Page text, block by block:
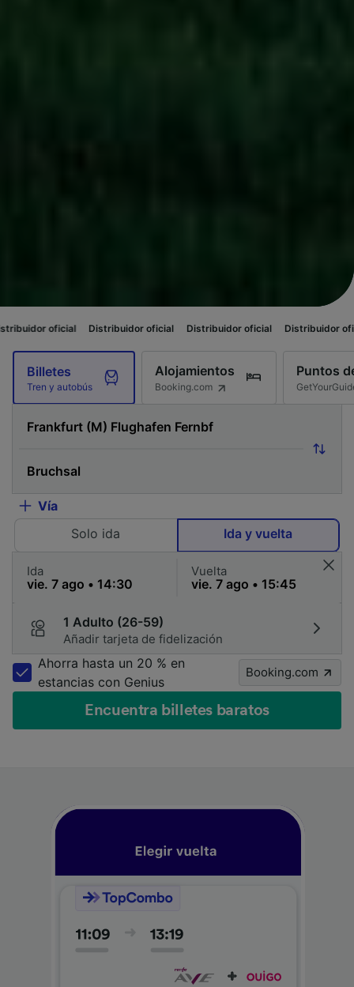
Distribuidor oficial Distribuidor oficial Distribuidor oficial
Billetes
Tren y autobús
Alojamientos
Booking.com
Puntos
Vía
Solo ida
Ida y vuelta
Ida Vuelta
1 Adulto (26-59)
Añadir tarjeta de fidelización
Ahorra hasta un 20 % en
estancias con Genius
Booking.com
Encuentra billetes baratos